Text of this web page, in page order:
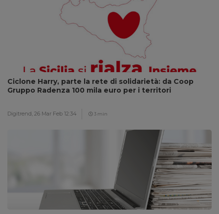
Ciclone Harry, parte la rete di solidarietà: da Coop
Gruppo Radenza 100 mila euro per i territori
Digitrend, 26 Mar Feb 12:34 3 min